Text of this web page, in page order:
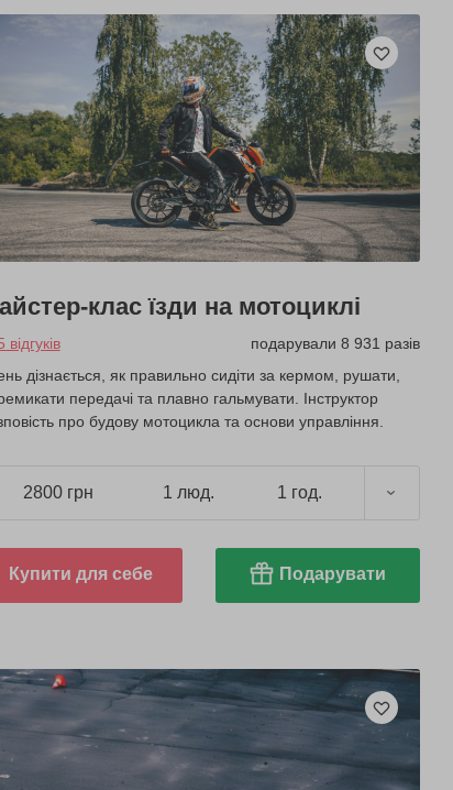
клас їзди на мотоциклі
відгуків
подарували 8 931 разів
дізнається, як правильно сидіти за кермом, рушати,
передачі та плавно гальмувати. Інструктор
про будову мотоцикла та основи управління.
2800 грн 1 люд. 1 год.
Купити для себе Подарувати